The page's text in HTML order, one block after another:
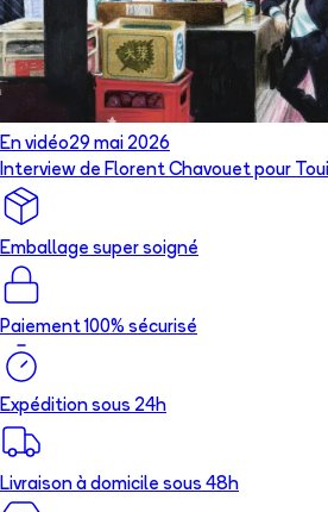
En vidéo29 mai 2026
Interview de Florent Chavouet pour
Emballage super soigné
Paiement 100% sécurisé
Expédition sous 24h
Livraison à domicile sous 48h